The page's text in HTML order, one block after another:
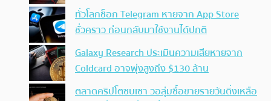
ทั่วโลกช็อก Telegram หายจาก App Store
ชั่วคราว ก่อนกลับมาใช้งานได้ปกติ
Galaxy Research ประเมินความเสียหายจาก
Coldcard อาจพุ่งสูงถึง $130 ล้าน
ตลาดคริปโตซบเซา วอลุ่มซื้อขายรายวันดิ่งเหลือ